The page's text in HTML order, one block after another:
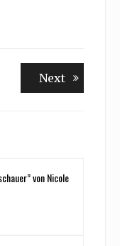
NextNext
von Nicole